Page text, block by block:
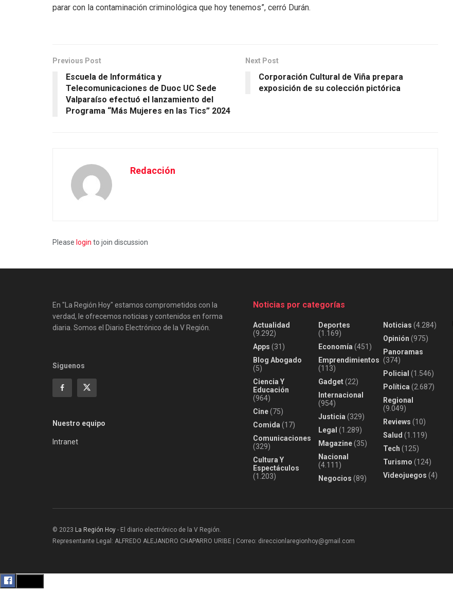
parar con la contaminación criminológica que hoy tenemos”, cerró Durán.
Previous Post
Escuela de Informática y
Telecomunicaciones de Duoc UC Sede
Valparaíso efectuó el lanzamiento del
Programa “Más Mujeres en las Tics” 2024
Next Post
Corporación Cultural de Viña prepara
exposición de su colección pictórica
Redacción
Please login to join discussion
En "La Región Hoy" estamos comprometidos con la
verdad, le ofrecemos noticias y contenidos en forma
diaria. Somos el Diario Electrónico de la V Región.
Siguenos
Nuestro equipo
Intranet
Noticias por categorías
Actualidad
(9.292)
Apps (31)
Blog Abogado
(5)
Ciencia Y
Educación
(964)
Cine(75)
Comida (17)
Comunicaciones
(329)
Cultura Y
Espectáculos
(1.203)
Deportes
(1.169)
Economía (451)
Emprendimientos
(113)
Gadget(22)
Internacional
(954)
Justicia (329)
Legal (1.289)
Magazine(35)
Nacional
(4.111)
Negocios (89)
Noticias (4.284)
Opinión (975)
Panoramas
(374)
Policial (1.546)
Política (2.687)
Regional
(9.049)
Reviews (10)
Salud (1.119)
Tech (125)
Turismo (124)
Videojuegos (4)
© 2023 La Región Hoy - El diario electrónico de la V Región.
Representante Legal: ALFREDO ALEJANDRO CHAPARRO URIBE | Correo: direccionlaregionhoy@gmail.com